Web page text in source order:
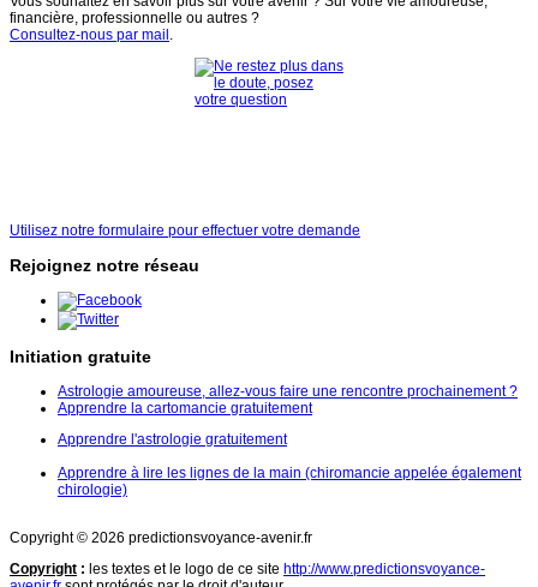
financière, professionnelle ou autres ?
Consultez-nous par mail .
Utilisez notre formulaire pour effectuer votre demande
Rejoignez notre réseau
Initiation gratuite
Astrologie amoureuse, allez-vous faire une rencontre prochainement ?
Apprendre la cartomancie gratuitement
Apprendre l'astrologie gratuitement
Apprendre à lire les lignes de la main (chiromancie appelée également
chirologie)
Copyright © 2026 predictionsvoyance-avenir.fr
Copyright : les textes et le logo de ce site http://www.predictionsvoyance-